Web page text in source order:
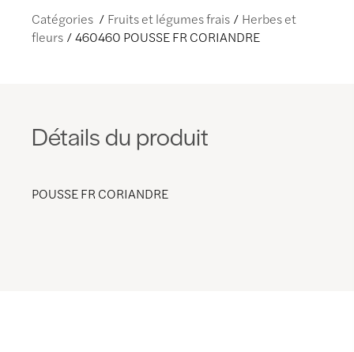
Catégories Fruits et légumes frais
Herbes et
fleurs
460460 POUSSE FR CORIANDRE
Détails du produit
POUSSE FR CORIANDRE